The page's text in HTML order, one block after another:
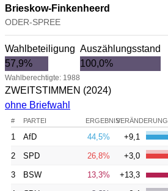
Brieskow-Finkenheerd
ODER-SPREE
Wahlbeteiligung
57,9%
Wahlberechtigte: 1988
Auszählungsstand
100,0%
ZWEITSTIMMEN (2024)
ohne Briefwahl
# PARTEI ERGEBNISVERÄNDERUNG
1 AfD 44,5% +9,1
2 SPD 26,8% +3,0
3 BSW 13,3% +13,3